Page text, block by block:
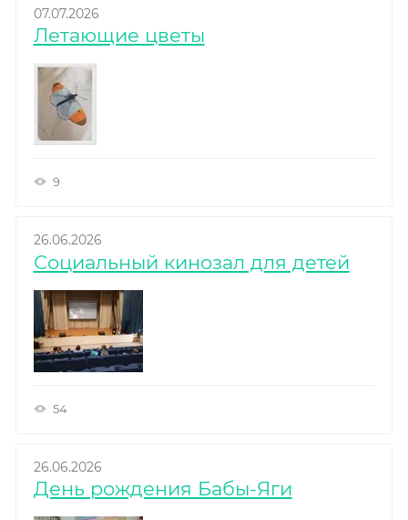
07.07.2026
Летающие цветы
9
26.06.2026
Социальный кинозал для детей
54
26.06.2026
День рождения Бабы-Яги